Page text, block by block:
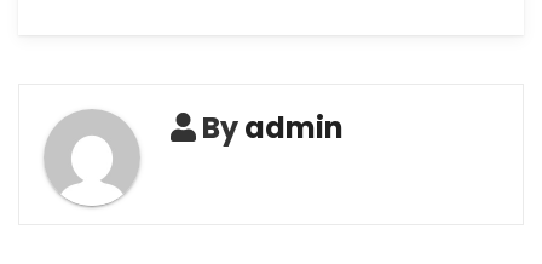
Byadmin